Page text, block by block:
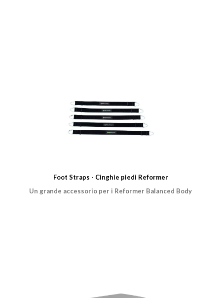
Foot Straps - Cinghie piedi Reformer
Un grande accessorio per i Reformer Balanced Body